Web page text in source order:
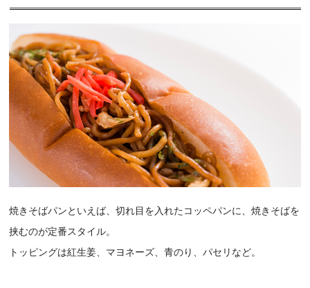
焼きそばパンといえば、切れ目を入れたコッペパンに、焼きそばを
挟むのが定番スタイル。
トッピングは紅生姜、マヨネーズ、青のり、パセリなど。